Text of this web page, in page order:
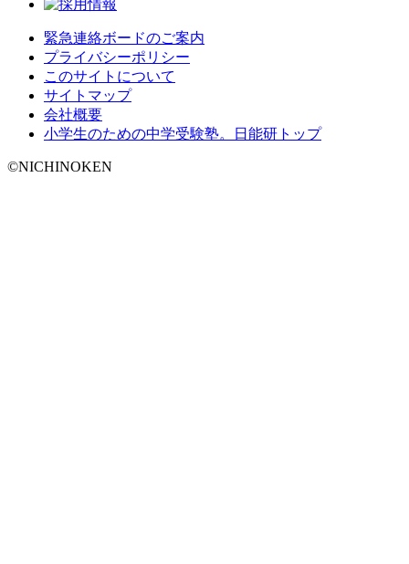
緊急連絡ボードのご案内
プライバシーポリシー
このサイトについて
サイトマップ
会社概要
小学生のための中学受験塾。日能研トップ
©NICHINOKEN